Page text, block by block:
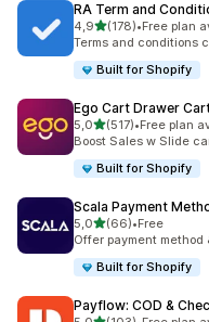
RA Term and
4,95 yıldız üzerinden
(178)
toplam 178•Free plan
Terms and conditions
Built for Shopify
Ego Cart Drawer
5,05 yıldız üzerinden
(517)
toplam 517•Free plan
Boost Sales w Slide
Built for Shopify
Scala Payment
5,05 yıldız üzerinden
(66)
toplam 66 •Free
Offer payment
Built for Shopify
Payflow: COD &